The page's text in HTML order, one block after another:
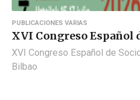
PUBLICACIONES VARIAS
XVI Congreso Español
XVI Congreso Español de
Bilbao